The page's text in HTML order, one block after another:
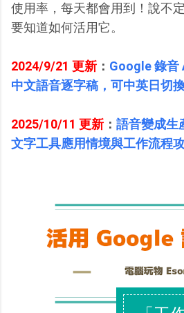
使用率，每天都會用到！說不
要知道如何活用它。
2024/9/21 更新 ： Google 錄音
中文語音逐字稿，可中英日切
2025/10/11 更新 ： 語音變成生
文字工具應用情境與工作流程